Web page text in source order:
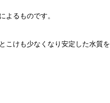
よるものです。
こけも少なくなり安定した水質を